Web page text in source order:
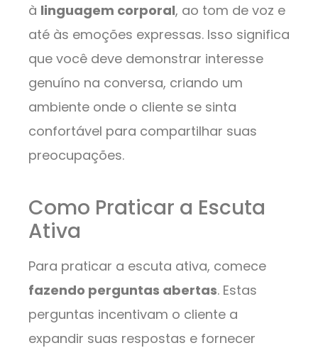
à linguagem corporal, ao tom de voz e
até às emoções expressas. Isso significa
que você deve demonstrar interesse
genuíno na conversa, criando um
ambiente onde o cliente se sinta
confortável para compartilhar suas
preocupações.
Como Praticar a Escuta
Ativa
Para praticar a escuta ativa, comece
fazendo perguntas abertas. Estas
perguntas incentivam o cliente a
expandir suas respostas e fornecer